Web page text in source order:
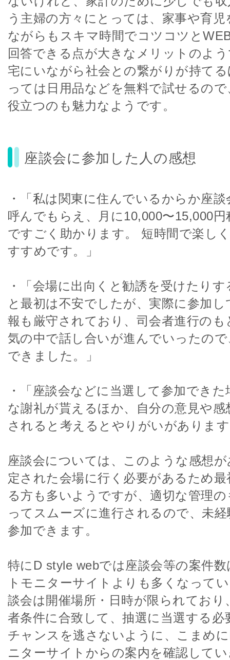
う主婦の方々にとっては、家事や育
ながらもスキマ時間でコツコツと
回答できる点が大きなメリットのよ
宅にいながら社会との繋がりが持て
っては日用品などを無料で試せるの
役立つのも魅力なようです。
座談会に参加した人の感想
・「私は関東に住んでいるからか座
呼んでもらえ、月に10,000〜15,000
ですごく助かります。 短時間で楽し
すすめです。」
・「会場に出向くと勧誘を受けたり
と最初は不安でしたが、実際に参加
報も厳守されており、司会者進行の
気の中で話し合いが進んでいったの
できました。」
・「座談会などに当選して参加でき
な謝礼が貰えるほか、自分の意見や感
されると考えるとやりがいがありま
座談会については、このような感想
定された会場に行く必要があるため
る方も多いようですが、適切な管理
ってスムーズに進行されるので、未
参加できます。
特にD style webでは座談会等の案件
トモニターサイトよりも多くなって
談会は開催場所・日時が限られており
者条件に合致して、抽選に当選する必
チャンスを逃さないように、こまめ
ニターサイトからの案内を確認して